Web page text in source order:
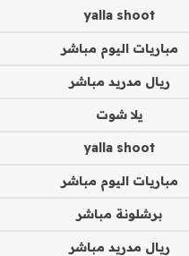
yalla shoot
مباريات اليوم مباشر
ريال مدريد مباشر
يلا شوت
yalla shoot
مباريات اليوم مباشر
برشلونة مباشر
ريال مدريد مباشر